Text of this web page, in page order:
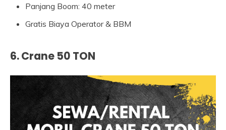
Panjang Boom: 40 meter
Gratis Biaya Operator & BBM
6. Crane 50 TON